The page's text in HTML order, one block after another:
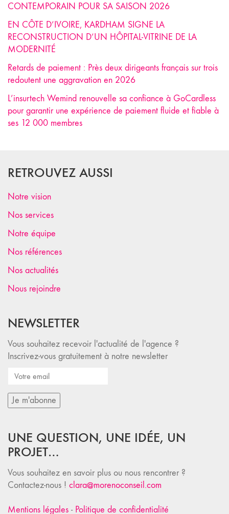
CONTEMPORAIN POUR SA SAISON 2026
EN CÔTE D’IVOIRE, KARDHAM SIGNE LA
RECONSTRUCTION D’UN HÔPITAL-VITRINE DE LA
MODERNITÉ
Retards de paiement : Près deux dirigeants français sur trois
redoutent une aggravation en 2026
L’insurtech Wemind renouvelle sa confiance à GoCardless
pour garantir une expérience de paiement fluide et fiable à
ses 12 000 membres
RETROUVEZ AUSSI
Notre vision
Nos services
Notre équipe
Nos références
Nos actualités
Nous rejoindre
NEWSLETTER
Vous souhaitez recevoir l'actualité de l'agence ?
Inscrivez-vous gratuitement à notre newsletter
UNE QUESTION, UNE IDÉE, UN
PROJET…
Vous souhaitez en savoir plus ou nous rencontrer ?
Contactez-nous ! clara@morenoconseil.com
Mentions légales - Politique de confidentialité